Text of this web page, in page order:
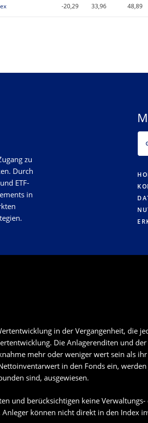
-20,29 33,96 48,89
zu
Durch
ETF-
in
in der Vergangenheit, die
Die Anlagerenditen und
mehr oder weniger wert sein als
in den Fonds ein,
sind, ausgewiesen.
und berücksichtigen keine
können nicht direkt in den Index